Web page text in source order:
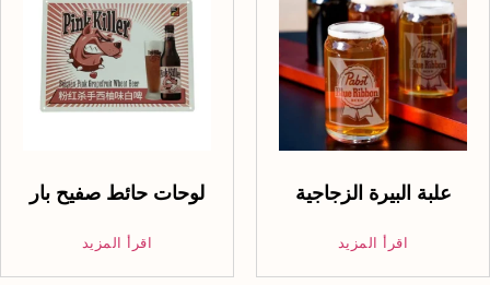
لوحات حائط صفيح بار
اقرأ المزيد
علبة البيرة الزجاجية
اقرأ المزيد